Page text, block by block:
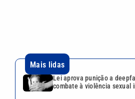
arrumando para date
Dia dos Pais: expectativa de
mobiliza shoppings da